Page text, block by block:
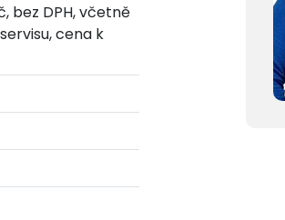
bez DPH, včetně
cena k